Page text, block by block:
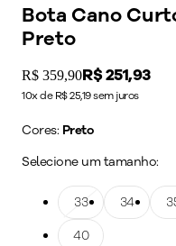
Bota Cano
Preto
Original price:
R$ 359,90Price:
R$ 251,93
10x de R$ 25,19 sem juros
Cores: Preto
Selecione um tamanho:
Tamanho: 33
33Tamanho: 34
34
Tamanho: 40
40